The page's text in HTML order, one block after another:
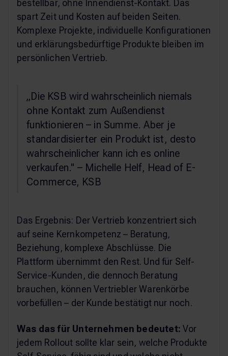
bestellbar, ohne Innendienst-Kontakt. Das
spart Zeit und Kosten auf beiden Seiten.
Komplexe Projekte, individuelle Konfigurationen
und erklärungsbedürftige Produkte bleiben im
persönlichen Vertrieb.
„Die KSB wird wahrscheinlich niemals
ohne Kontakt zum Außendienst
funktionieren – in Summe. Aber je
standardisierter ein Produkt ist, desto
wahrscheinlicher kann ich es online
verkaufen." – Michelle Helf, Head of E-
Commerce, KSB
Das Ergebnis: Der Vertrieb konzentriert sich
auf seine Kernkompetenz – Beratung,
Beziehung, komplexe Abschlüsse. Die
Plattform übernimmt den Rest. Und für Self-
Service-Kunden, die dennoch Beratung
brauchen, können Vertriebler Warenkörbe
vorbefüllen – der Kunde bestätigt nur noch.
Was das für Unternehmen bedeutet: Vor
jedem Rollout sollte klar sein, welche Produkte